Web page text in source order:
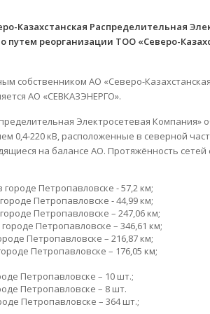
Казахстанская Распределительная
путем реорганизации ТОО «Северо-
собственником АО «Северо-
АО «СЕВКАЗЭНЕРГО».
Электросетевая Компания»
0,4-220 кВ, расположенные в северной
на балансе АО. Протяжённость сетей
городе Петропавловске - 57,2 км;
Петропавловске - 44,99 км;
Петропавловске – 247,06 км;
городе Петропавловске – 346,61 км;
Петропавловске – 216,87 км;
Петропавловске – 176,05 км;
Петропавловске – 10 шт.;
Петропавловске – 8 шт.
Петропавловске – 364 шт.;